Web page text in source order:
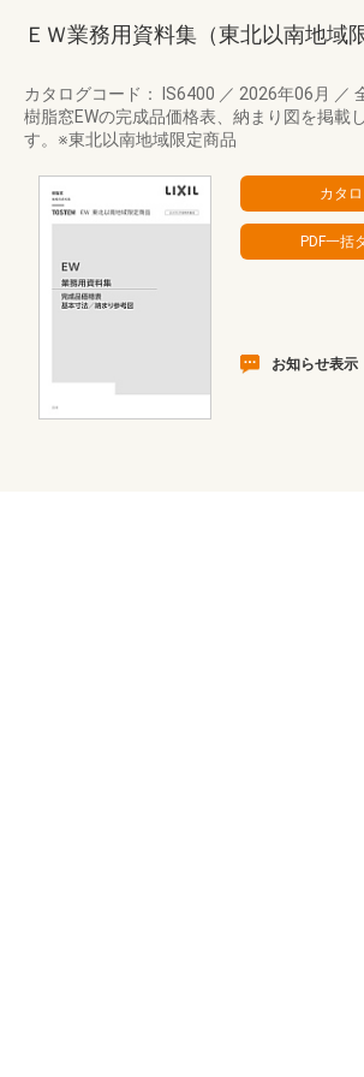
ＥＷ業務用資料集（東北以南地域
カタログコード： IS6400 ／ 2026年06月 ／
樹脂窓EWの完成品価格表、納まり図を掲載
す。※東北以南地域限定商品
お知らせ表示